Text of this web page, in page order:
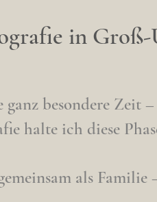
in
ganz besondere
halte ich diese
als